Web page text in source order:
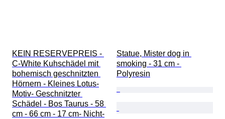
KEIN RESERVEPREIS -
C-White Kuhschädel mit
bohemisch geschnitzten
Hörnern - Kleines Lotus-
Motiv- Geschnitzter
Schädel - Bos Taurus - 58
cm - 66 cm - 17 cm- Nicht-
Statue, Mister dog in
smoking - 31 cm -
Polyresin